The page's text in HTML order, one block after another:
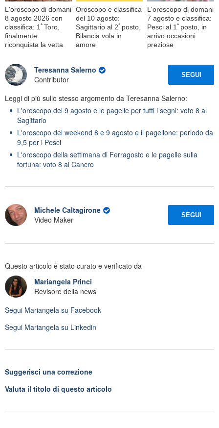
L'oroscopo di domani
8 agosto 2026 con
classifica: 1ﾟToro,
finalmente
riconquista la vetta
Oroscopo e classifica
del 10 agosto:
Sagittario al 2ﾟposto,
Bilancia vola in
amore
L'oroscopo di domani
7 agosto e classifica:
Pesci al 1ﾟposto, in
arrivo occasioni
preziose
Teresanna Salerno
Contributor
SEGUI
Leggi di più sullo stesso argomento da Teresanna Salerno:
L'oroscopo del 9 agosto e le pagelle per tutti i segni: voto 8 al
Sagittario
L'oroscopo del weekend 8 e 9 agosto e il pagellone: periodo da
9,5 per i Pesci
L'oroscopo della settimana di Ferragosto e le pagelle sulla
fortuna: voto 8 al Cancro
Michele Caltagirone
Video Maker
SEGUI
Questo articolo è stato curato e verificato da
Mariangela Princi
Revisore della news
Segui Mariangela su Facebook
Segui Mariangela su Linkedin
Suggerisci una correzione
Valuta il titolo di questo articolo